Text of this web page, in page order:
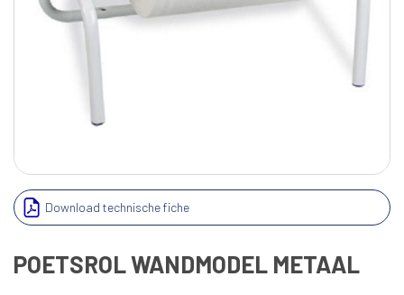
Download technische fiche
POETSROL WANDMODEL METAAL